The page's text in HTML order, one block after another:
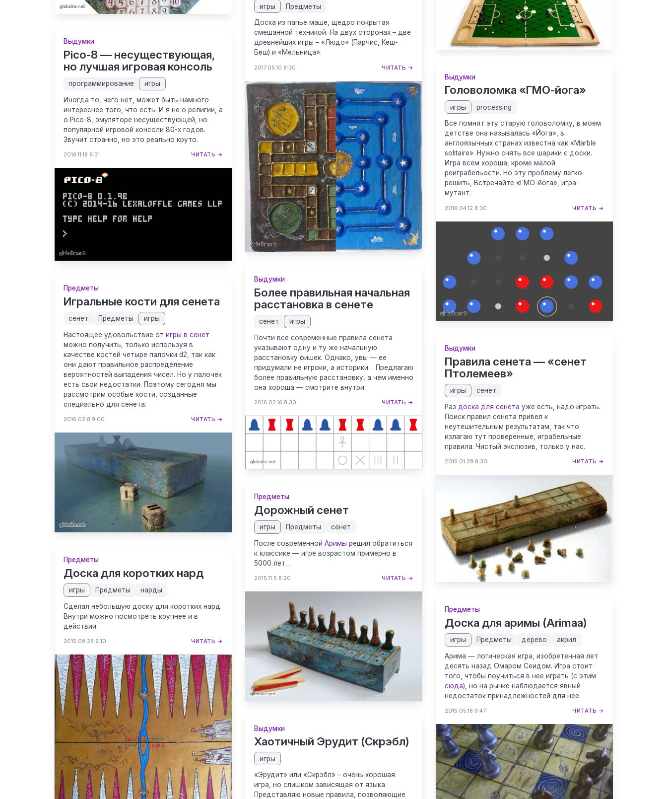
Выдумки
Pico-8 — несуществующая,
но лучшая игровая консоль
программирование игры
Иногда то, чего нет, может быть намного
интереснее того, что есть. И я не о религии, а
о Pico-8, эмуляторе несуществующей, но
популярной игровой консоли 80-х годов.
Звучит странно, но это реально круто.
2016.11.18 9:31 ЧИТАТЬ →
Предметы
Игральные кости для сенета
сенет Предметы игры
Настоящее удовольствие от игры в сенет
можно получить, только используя в
качестве костей четыре палочки d2, так как
они дают правильное распределение
вероятностей выпадения чисел. Но у палочек
есть свои недостатки. Поэтому сегодня мы
рассмотрим особые кости, созданные
специально для сенета.
2016.02.8 9:00 ЧИТАТЬ →
Предметы
Доска для коротких нард
игры Предметы нарды
Сделал небольшую доску для коротких нард.
Внутри можно посмотреть крупнее и в
действии.
2015.09.28 9:10 ЧИТАТЬ →
игры Предметы
Доска из папье маше, щедро покрытая
смешанной техникой. На двух сторонах – две
древнейших игры – «Людо» (Парчис, Кеш-
Беш) и «Мельница».
2017.05.10 8:30 ЧИТАТЬ →
Выдумки
Более правильная начальная
расстановка в сенете
сенет игры
Почти все современные правила сенета
указывают одну и ту же начальную
расстановку фишек. Однако, увы — ее
придумали не игроки, а историки… Предлагаю
более правильную расстановку, а чем именно
она хороша — смотрите внутри.
2016.02.16 8:30 ЧИТАТЬ →
Предметы
Дорожный сенет
игры Предметы сенет
После современной Аримы решил обратиться
к классике — игре возрастом примерно в
5000 лет…
2015.11.5 8:20 ЧИТАТЬ →
Выдумки
Хаотичный Эрудит (Скрэбл)
игры
«Эрудит» или «Скрэбл» – очень хорошая
игра, но слишком зависящая от языка.
Представляю новые правила, позволяющие
Выдумки
Головоломка «ГМО-йога»
игры processing
Все помнят эту старую головоломку, в моем
детстве она называлась «Йога», в
англоязычных странах известна как «Marble
solitaire». Нужно снять все шарики с доски.
Игра всем хороша, кроме малой
реиграбельости. Но эту проблему легко
решить, Встречайте «ГМО-йога», игра-
мутант.
2016.04.12 8:30 ЧИТАТЬ →
Выдумки
Правила сенета — «сенет
Птолемеев»
игры сенет
Раз доска для сенета уже есть, надо играть.
Поиск правил сенета привел к
неутешительным результатам, так что
излагаю тут проверенные, играбельные
правила. Чистый экслюзив, только у нас.
2016.01.28 8:30 ЧИТАТЬ →
Предметы
Доска для аримы (Arimaa)
игры Предметы дерево акрил
Арима — логическая игра, изобретенная лет
десять назад Омаром Сеидом. Игра стоит
того, чтобы поучиться в нее играть (с этим
сюда), но на рынке наблюдается явный
недостаток принадлежностей для нее.
2015.05.18 9:47 ЧИТАТЬ →